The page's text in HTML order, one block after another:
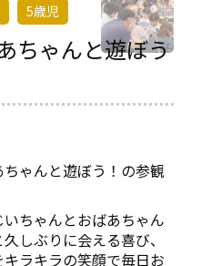
5歳児
ちゃんと遊ぼう
ゃんと遊ぼう！の参観
ちゃんとおばあちゃん
しぶりに会える喜び、
ラキラの笑顔で毎日お